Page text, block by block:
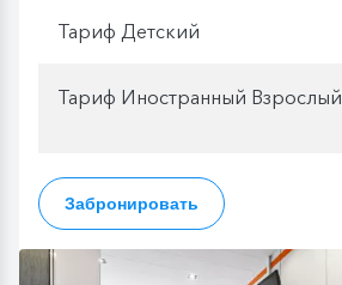
Тариф Детский
Тариф Иностранный Взрослый
Забронировать